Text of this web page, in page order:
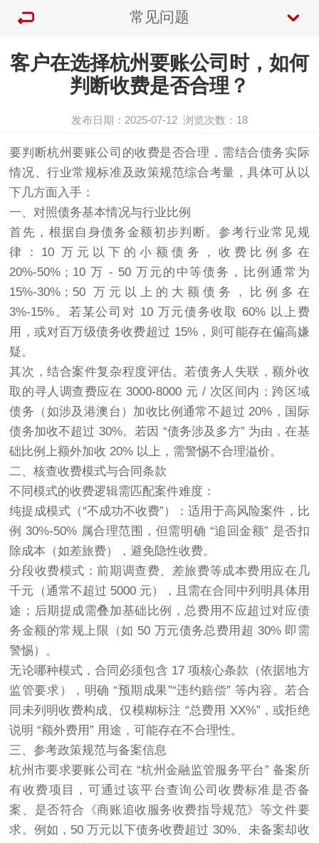
常见问题
客户在选择杭州要账公司时，如何
判断收费是否合理？
发布日期：2025-07-12 浏览次数： 18
要判断杭州要账公司的收费是否合理，需结合债务实际
情况、行业常规标准及政策规范综合考量，具体可从以
下几方面入手：
一、对照债务基本情况与行业比例
首先，根据自身债务金额初步判断。参考行业常见规
律：10 万元以下的小额债务，收费比例多在
20%-50%；10 万 - 50 万元的中等债务，比例通常为
15%-30%；50 万元以上的大额债务，比例多在
3%-15%。若某公司对 10 万元债务收取 60% 以上费
用，或对百万级债务收费超过 15%，则可能存在偏高嫌
疑。
其次，结合案件复杂程度评估。若债务人失联，额外收
取的寻人调查费应在 3000-8000 元 / 次区间内；跨区域
债务（如涉及港澳台）加收比例通常不超过 20%，国际
债务加收不超过 30%。若因 “债务涉及多方” 为由，在基
础比例上额外加收 20% 以上，需警惕不合理溢价。
二、核查收费模式与合同条款
不同模式的收费逻辑需匹配案件难度：
纯提成模式（“不成功不收费”）：适用于高风险案件，比
例 30%-50% 属合理范围，但需明确 “追回金额” 是否扣
除成本（如差旅费），避免隐性收费。
分段收费模式：前期调查费、差旅费等成本费用应在几
千元（通常不超过 5000 元），且需在合同中列明具体用
途；后期提成需叠加基础比例，总费用不应超过对应债
务金额的常规上限（如 50 万元债务总费用超 30% 即需
警惕）。
无论哪种模式，合同必须包含 17 项核心条款（依据地方
监管要求），明确 “预期成果”“违约赔偿” 等内容。若合
同未列明收费构成、仅模糊标注 “总费用 XX%”，或拒绝
说明 “额外费用” 用途，可能存在不合理性。
三、参考政策规范与备案信息
杭州市要求要账公司在 “杭州金融监管服务平台” 备案所
有收费项目，可通过该平台查询公司收费标准是否备
案、是否符合《商账追收服务收费指导规范》等文件要
求。例如，50 万元以下债务收费超过 30%、未备案却收